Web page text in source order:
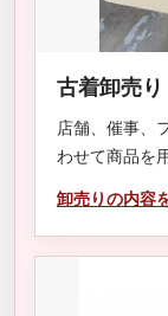
古着卸売り
店舗、催事、
わせて商品を
卸売りの内容